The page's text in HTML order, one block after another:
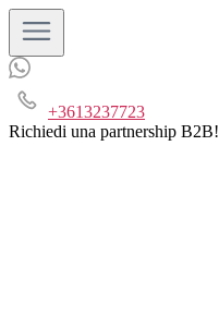
+3613237723
Richiedi una partnership B2B!